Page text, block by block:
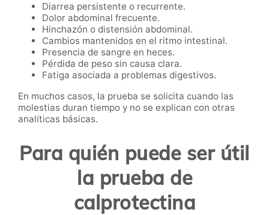
Diarrea persistente o recurrente.
Dolor abdominal frecuente.
Hinchazón o distensión abdominal.
Cambios mantenidos en el ritmo intestinal.
Presencia de sangre en heces.
Pérdida de peso sin causa clara.
Fatiga asociada a problemas digestivos.
En muchos casos, la prueba se solicita cuando las
molestias duran tiempo y no se explican con otras
analíticas básicas.
Para quién puede ser útil
la prueba de
calprotectina